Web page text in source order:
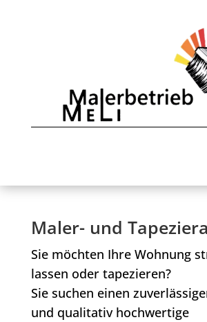
Maler- und
Sie möchten Ihre Wohnung
lassen oder tapezieren?
Sie suchen einen
und qualitativ hochwertige